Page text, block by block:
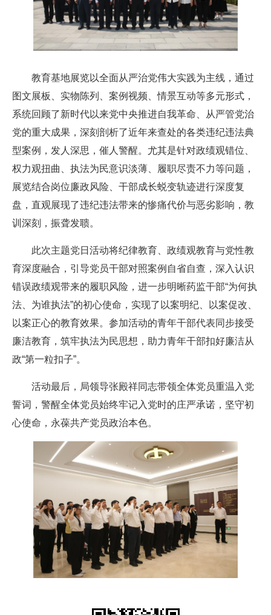
教育基地展览以全面从严治党伟大实践为主线，通过
图文展板、实物陈列、案例视频、情景互动等多元形式，
系统回顾了新时代以来党中央推进自我革命、从严管党治
党的重大成果，深刻剖析了近年来查处的各类违纪违法典
型案例，发人深思，催人警醒。尤其是针对政绩观错位、
权力观扭曲、执法为民意识淡薄、履职尽责不力等问题，
展览结合岗位廉政风险、干部成长蜕变轨迹进行深度复
盘，直观展现了违纪违法带来的惨痛代价与恶劣影响，教
训深刻，振聋发聩。
此次主题党日活动将纪律教育、政绩观教育与党性教
育深度融合，引导党员干部对照案例自省自查，深入认识
错误政绩观带来的履职风险，进一步明晰药监干部“为何执
法、为谁执法”的初心使命，实现了以案明纪、以案促改、
以案正心的教育效果。参加活动的青年干部代表同步接受
廉洁教育，筑牢执法为民思想，助力青年干部扣好廉洁从
政“第一粒扣子”。
活动最后，局领导张殿祥同志带领全体党员重温入党
誓词，警醒全体党员始终牢记入党时的庄严承诺，坚守初
心使命，永葆共产党员政治本色。